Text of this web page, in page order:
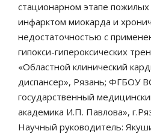
стационарном этапе
инфарктом миокарда и
недостаточностью с
гипокси-гипероксических
«Областной клинический
диспансер», Рязань; ФГБОУ
государственный
академика И.П. Павлова»,
Научный руководитель: